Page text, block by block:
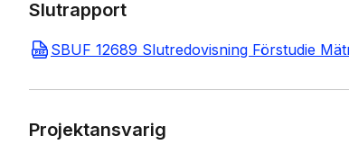
Slutrapport
SBUF 12689 Slutredovisning Förstudie
Projektansvarig